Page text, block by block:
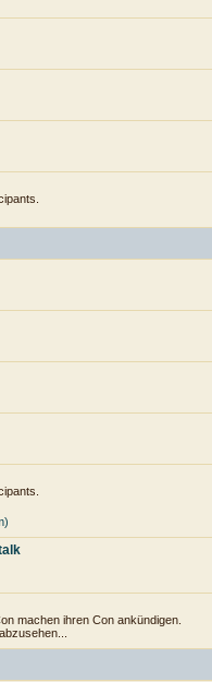
machen ihren Con ankündigen.